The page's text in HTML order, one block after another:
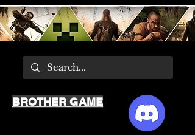
BROTHER GAME